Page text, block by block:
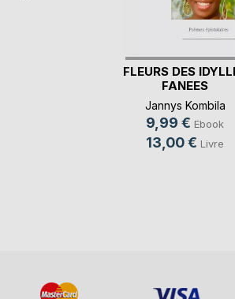
FLEURS DES
FANEES
Jannys Kombila
9,99 € Ebook
13,00 € Livre